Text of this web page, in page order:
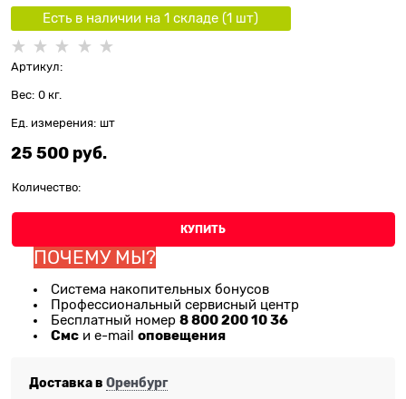
Есть в наличии на 1 складe (1 шт)
Артикул:
Вес: 0 кг.
Ед. измерения: шт
25 500 руб.
Количество:
КУПИТЬ
ПОЧЕМУ МЫ?
Система накопительных бонусов
Профессиональный сервисный центр
Бесплатный номер 8 800 200 10 36
Смс и e-mail оповещения
Доставка в Оренбург